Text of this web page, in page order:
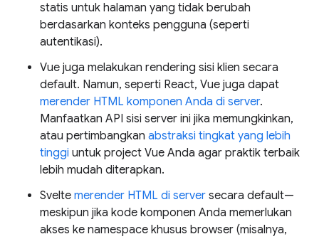
statis untuk halaman yang tidak berubah
berdasarkan konteks pengguna (seperti
autentikasi).
Vue juga melakukan rendering sisi klien secara
default. Namun, seperti React, Vue juga dapat
merender HTML komponen Anda di server.
Manfaatkan API sisi server ini jika memungkinkan,
atau pertimbangkan abstraksi tingkat yang lebih
tinggi untuk project Vue Anda agar praktik terbaik
lebih mudah diterapkan.
Svelte merender HTML di server secara default—
meskipun jika kode komponen Anda memerlukan
akses ke namespace khusus browser (misalnya,